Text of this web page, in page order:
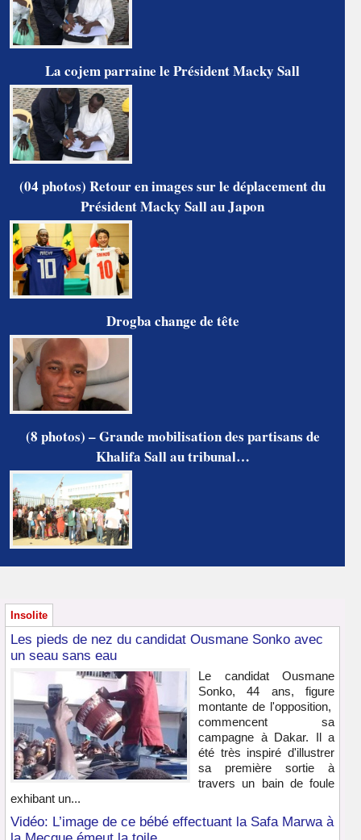
La cojem parraine le Président Macky Sall
(04 photos) Retour en images sur le déplacement du
Président Macky Sall au Japon
Drogba change de tête
(8 photos) – Grande mobilisation des partisans de
Khalifa Sall au tribunal…
Insolite
Les pieds de nez du candidat Ousmane Sonko avec
un seau sans eau
Le candidat Ousmane
Sonko, 44 ans, figure
montante de l'opposition,
commencent sa
campagne à Dakar. Il a
été très inspiré d'illustrer
sa première sortie à
travers un bain de foule
exhibant un...
Vidéo: L’image de ce bébé effectuant la Safa Marwa à